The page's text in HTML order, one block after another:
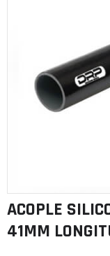
ACOPLE
41MM